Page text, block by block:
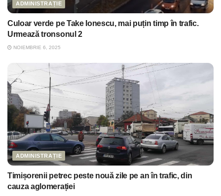
ADMINISTRAȚIE
Culoar verde pe Take Ionescu, mai puțin timp în trafic.
Urmează tronsonul 2
NOIEMBRIE 6, 2025
ADMINISTRAȚIE
Timișorenii petrec peste nouă zile pe an în trafic, din
cauza aglomerației